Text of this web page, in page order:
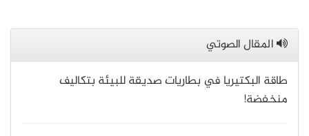
المقال الصوتي
طاقة البكتيريا في بطاريات صديقة للبيئة بتكاليف
منخفضة!